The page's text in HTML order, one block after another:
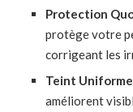
Protection
protège votre
corrigeant les
Teint
améliorent